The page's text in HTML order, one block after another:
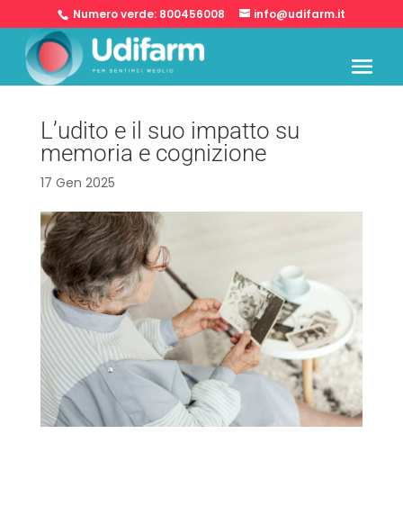
Numero verde: 800456008 info@udifarm.it
L’udito e il suo impatto su
memoria e cognizione
17 Gen 2025